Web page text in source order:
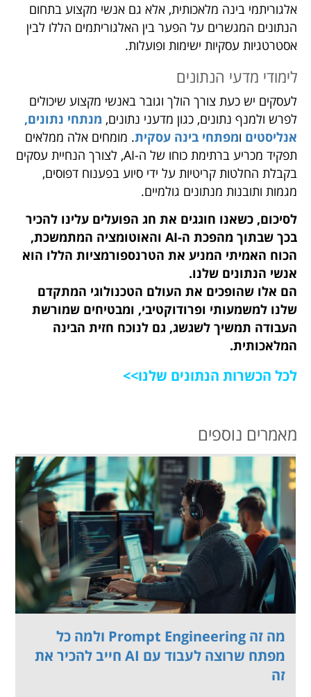
אלגוריתמי בינה מלאכותית, אלא גם אנשי מקצוע בתחום
הנתונים המגשרים על הפער בין האלגוריתמים הללו לבין
אסטרטגיות עסקיות ישימות ופועלות.
לימודי מדעי הנתונים
לעסקים יש כעת צורך הולך וגובר באנשי מקצוע שיכולים
לפרש ולמנף נתונים, כגון מדעני נתונים, מנתחי נתונים,
אנליסטים ומפתחי בינה עסקית. מומחים אלה ממלאים
תפקיד מכריע ברתימת כוחו של ה-AI, לצורך הנחיית עסקים
בקבלת החלטות קריטיות על ידי סיוע בפענוח דפוסים,
מגמות ותובנות מנתונים גולמיים.
לסיכום, כשאנו חוגגים את חג הפועלים עלינו להכיר
בכך שבתוך מהפכת ה-AI והאוטומציה המתמשכת,
הכוח האמיתי המניע את הטרנספורמציות הללו הוא
אנשי הנתונים שלנו.
הם אלו שהופכים את העולם הטכנולוגי המתקדם
שלנו למשמעותי ופרודוקטיבי, ומבטיחים שמורשת
העבודה תמשיך לשגשג, גם לנוכח חזית הבינה
המלאכותית.
לכל הכשרות הנתונים שלנו>>
מאמרים נוספים
מה זה Prompt Engineering ולמה כל
מפתח שרוצה לעבוד עם AI חייב להכיר את
זה